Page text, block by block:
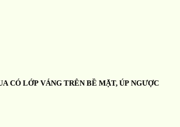
CÓ LỚP VÁNG TRÊN BỀ MẶT, ÚP NGƯỢC